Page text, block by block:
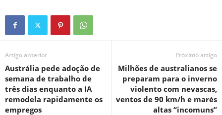
Artigo anterior
Austrália pede adoção de
semana de trabalho de
três dias enquanto a IA
remodela rapidamente os
empregos
Próximo artigo
Milhões de australianos se
preparam para o inverno
violento com nevascas,
ventos de 90 km/h e marés
altas “incomuns”